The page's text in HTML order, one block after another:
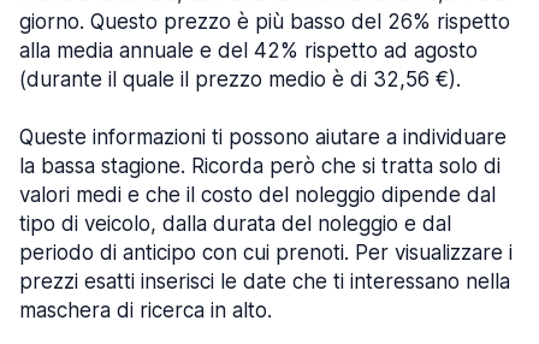
giorno. Questo prezzo è più basso del 26% rispetto
alla media annuale e del 42% rispetto ad agosto
(durante il quale il prezzo medio è di 32,56 €).
Queste informazioni ti possono aiutare a individuare
la bassa stagione. Ricorda però che si tratta solo di
valori medi e che il costo del noleggio dipende dal
tipo di veicolo, dalla durata del noleggio e dal
periodo di anticipo con cui prenoti. Per visualizzare i
prezzi esatti inserisci le date che ti interessano nella
maschera di ricerca in alto.